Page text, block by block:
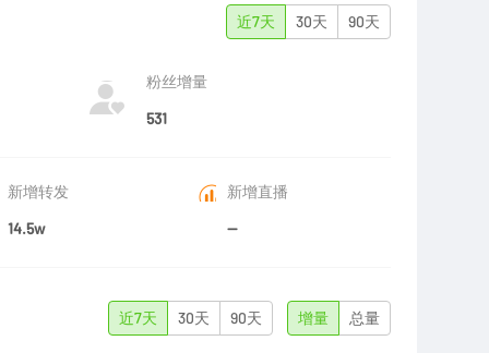
近7天 30天 90天
粉丝增量
531
新增转发
14.5w
新增直播
--
近7天 30天 90天 增量 总量